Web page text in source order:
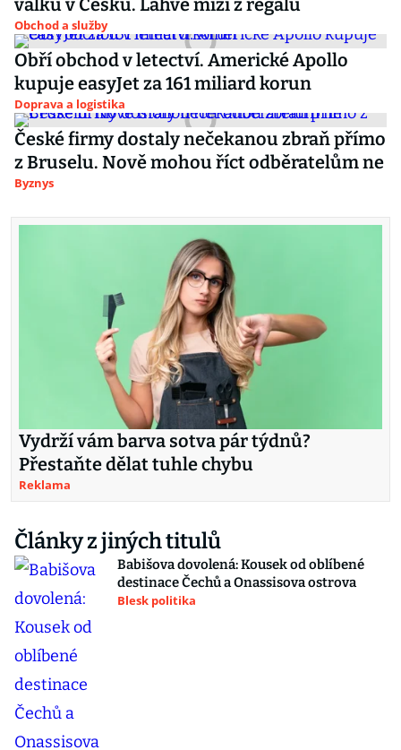
válku v Česku. Lahve mizí z regálů
Obchod a služby
Obří obchod v letectví. Americké Apollo
kupuje easyJet za 161 miliard korun
Doprava a logistika
České firmy dostaly nečekanou zbraň přímo
z Bruselu. Nově mohou říct odběratelům ne
Byznys
Vydrží vám barva sotva pár týdnů?
Přestaňte dělat tuhle chybu
Reklama
Články z jiných titulů
Babišova dovolená: Kousek od oblíbené
destinace Čechů a Onassisova ostrova
Blesk politika